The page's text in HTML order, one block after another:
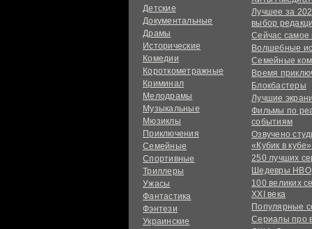
Детские
Документальные
Драмы
Исторические
Комедии
Короткометражные
Криминал
Мелодрамы
Музыкальные
Мюзиклы
Приключения
Семейные
Спортивные
Триллеры
Ужасы
Фантастика
Фэнтези
Украинcкие
Лучшее за
выбор
Сейчас самое
Волшебные
Семейные
Время
Блокбастеры
Лучшие
Фильмы по
событиям
Озвучено
«Кубик в кубе»
250 лучших
Шедевры HBO
100 великих
XXI века
Популярные
Сериалы про